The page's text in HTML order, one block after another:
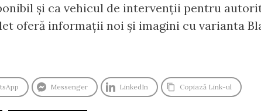
și ca vehicul de intervenții pentru
oferă informații noi și imagini cu varianta
Messenger LinkedIn Copiază Link-ul